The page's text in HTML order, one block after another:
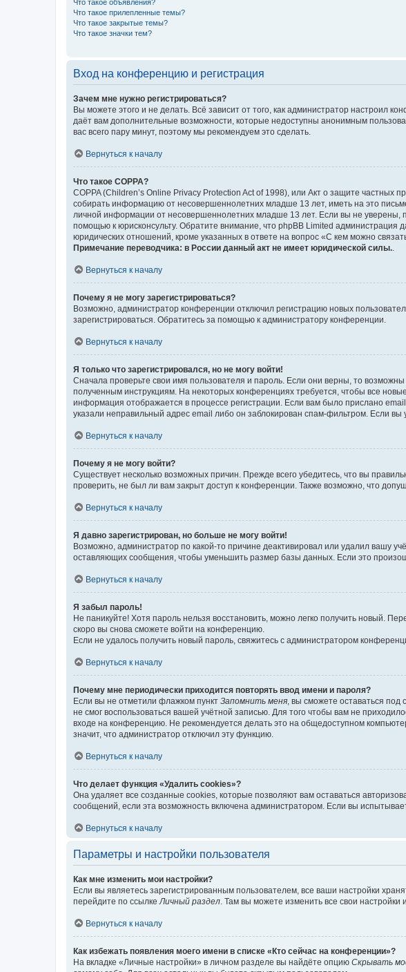
Что такое объявления?
Что такое прилепленные темы?
Что такое закрытые темы?
Что такое значки тем?
Вход на конференцию и регистрация
Зачем мне нужно регистрироваться?
Вы можете этого и не делать. Всё зависит от того, как администратор настроил
даёт вам дополнительные возможности, которые недоступны анонимным
вас всего пару минут, поэтому мы рекомендуем это сделать.
Вернуться к началу
Что такое COPPA?
COPPA (Children’s Online Privacy Protection Act of 1998), или Акт о защите
собирать информацию от несовершеннолетних младше 13 лет, иметь на это
личной информации от несовершеннолетних младше 13 лет. Если вы не уверены,
помощью к юрисконсульту. Обратите внимание, что phpBB Limited
юридических отношений, кроме указанных в ответе на вопрос «С кем можно
Примечание переводчика: в России данный акт не имеет юридической силы.
Вернуться к началу
Почему я не могу зарегистрироваться?
Возможно, администратор конференции отключил регистрацию новых
зарегистрироваться. Обратитесь за помощью к администратору конференции.
Вернуться к началу
Я только что зарегистрировался, но не могу войти!
Сначала проверьте свои имя пользователя и пароль. Если они верны, то
полученным инструкциям. На некоторых конференциях требуется, чтобы все
информация отображается в процессе регистрации. Если вам было прислано
указали неправильный адрес email либо он заблокирован спам-фильтром. Если
Вернуться к началу
Почему я не могу войти?
Существует несколько возможных причин. Прежде всего убедитесь, что вы
проверить, не был ли вам закрыт доступ к конференции. Также возможно, что
Вернуться к началу
Я давно зарегистрирован, но больше не могу войти!
Возможно, администратор по какой-то причине деактивировал или удалил вашу
оставляющих сообщения, чтобы уменьшить размер базы данных. Если это
Вернуться к началу
Я забыл пароль!
Не паникуйте! Хотя пароль нельзя восстановить, можно легко получить новый.
скоро вы снова сможете войти на конференцию.
Если не удалось получить новый пароль, свяжитесь с администратором
Вернуться к началу
Почему мне периодически приходится повторять ввод имени и пароля?
Если вы не отметили флажком пункт Запомнить меня , вы сможете оставаться
не смог воспользоваться вашей учётной записью. Для того чтобы вам не
входе на конференцию. Не рекомендуется делать это на общедоступном
значит, что администратор отключил эту функцию.
Вернуться к началу
Что делает функция «Удалить cookies»?
Она удаляет все созданные cookies, которые позволяют вам оставаться
сообщений, если эта возможность включена администратором. Если вы
Вернуться к началу
Параметры и настройки пользователя
Как мне изменить мои настройки?
Если вы являетесь зарегистрированным пользователем, все ваши настройки
перейдите по ссылке Личный раздел . Там вы можете изменить все свои настройки
Вернуться к началу
Как избежать появления моего имени в списке «Кто сейчас на конференции»?
На вкладке «Личные настройки» в личном разделе вы найдёте опцию Скрывать